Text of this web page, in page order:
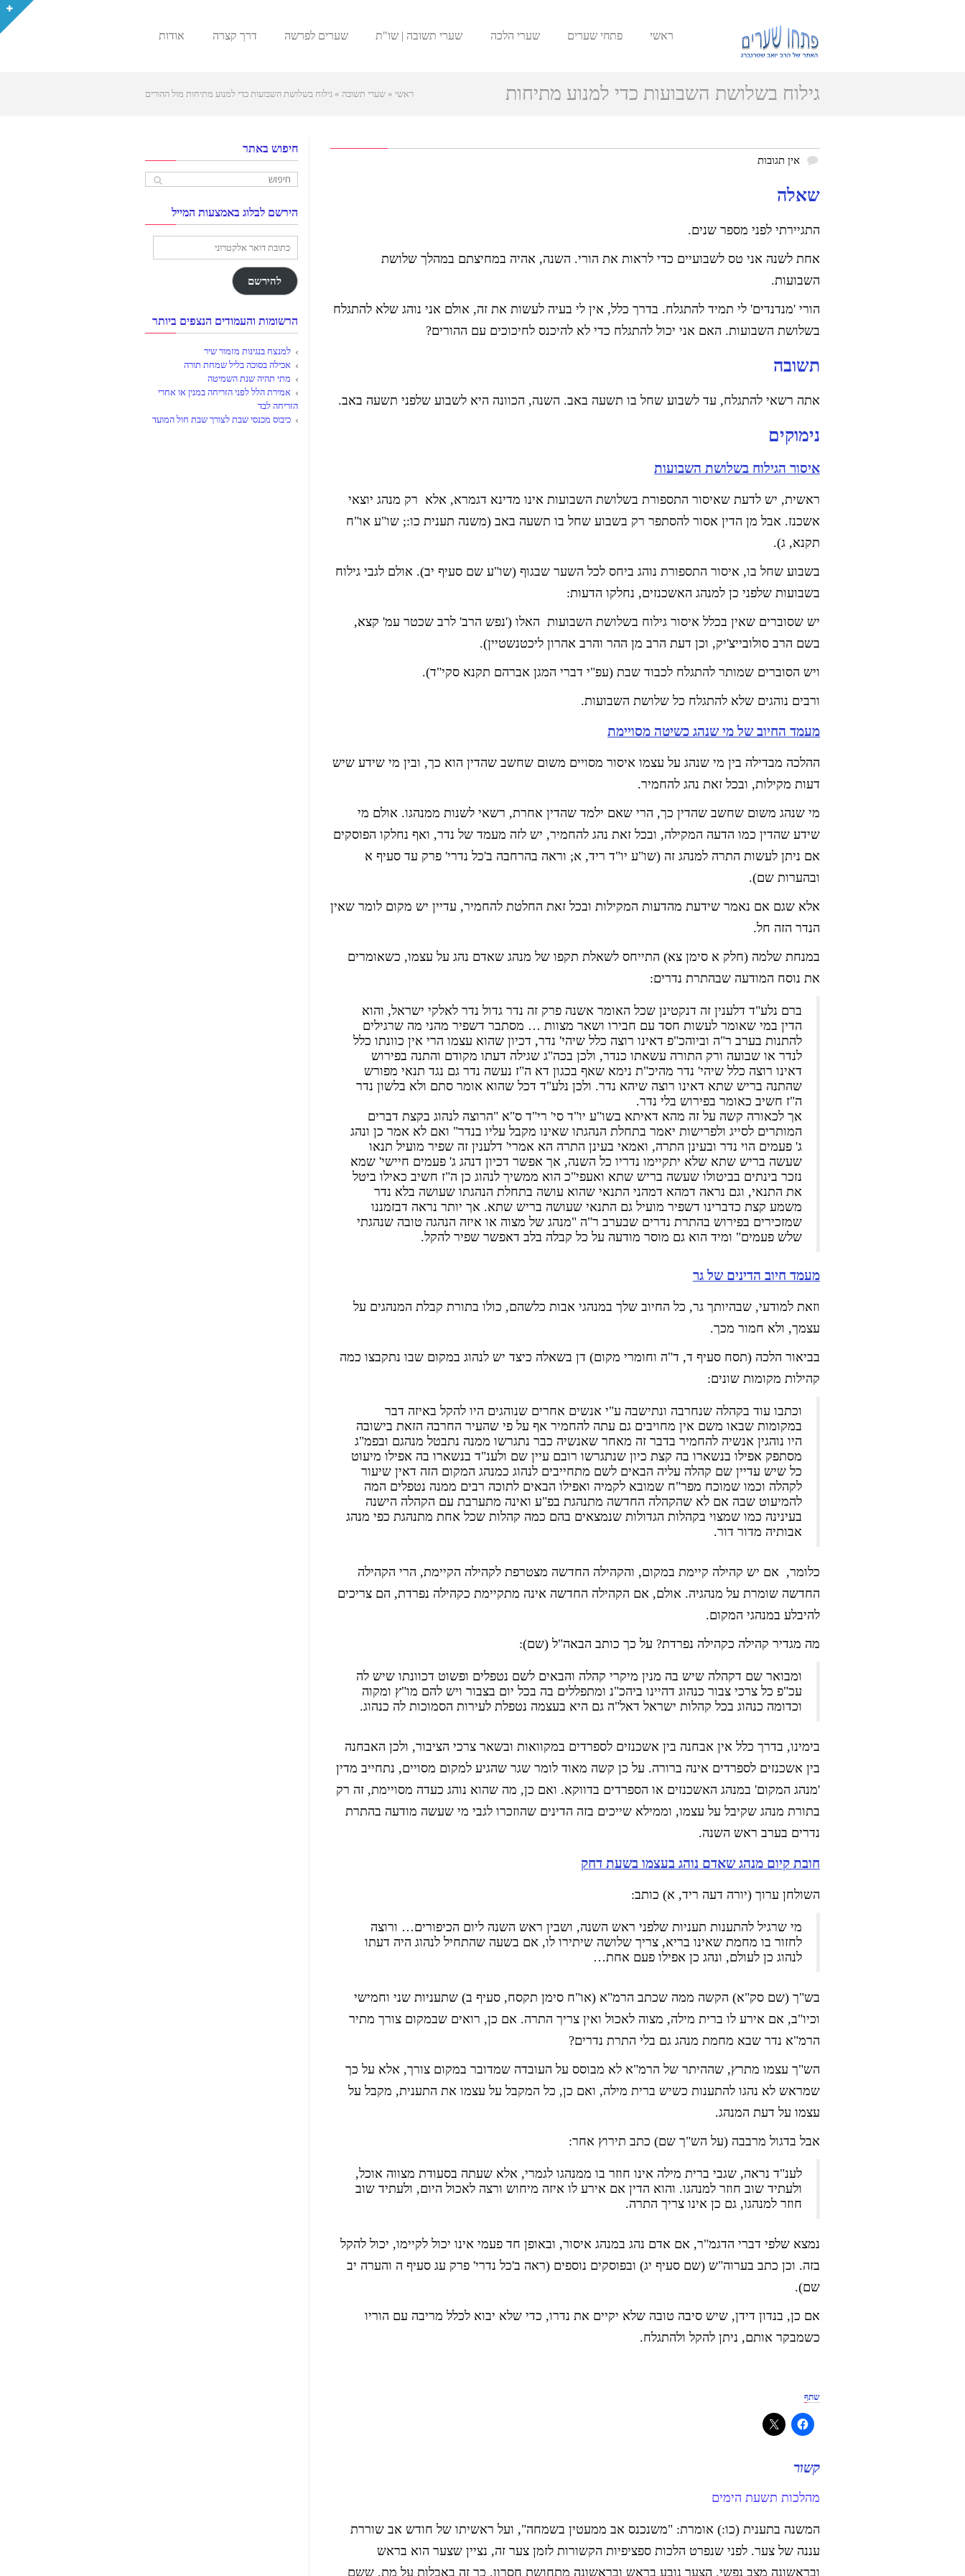
ראשי פתחי שערים שערי הלכה שערי תשובה | שו"ת שערים לפרשה דרך קצרה אודות
גילוח בשלושת השבועות כדי למנוע מתיחות ראשי » שערי תשובה » גילוח בשלושת השבועות כדי למנוע מתיחות מול ההורים
אין תגובות
שאלה
התגיירתי לפני מספר שנים.
אחת לשנה אני טס לשבועיים כדי לראות את הורי. השנה, אהיה במחיצתם במהלך שלושת
השבועות.
הורי 'מנדנדים' לי תמיד להתגלח. בדרך כלל, אין לי בעיה לעשות את זה, אולם אני נוהג שלא להתגלח
בשלושת השבועות. האם אני יכול להתגלח כדי לא להיכנס לחיכוכים עם ההורים?
תשובה
אתה רשאי להתגלח, עד לשבוע שחל בו תשעה באב. השנה, הכוונה היא לשבוע שלפני תשעה באב.
נימוקים
איסור הגילוח בשלושת השבועות
ראשית, יש לדעת שאיסור התספורת בשלושת השבועות אינו מדינא דגמרא, אלא רק מנהג יוצאי
אשכנז. אבל מן הדין אסור להסתפר רק בשבוע שחל בו תשעה באב (משנה תענית כו:; שו"ע או"ח
תקנא, ג).
בשבוע שחל בו, איסור התספורת נוהג ביחס לכל השער שבגוף (שו"ע שם סעיף יב). אולם לגבי גילוח
בשבועות שלפני כן למנהג האשכנזים, נחלקו הדעות:
יש שסוברים שאין בכלל איסור גילוח בשלושת השבועות האלו ('נפש הרב' לרב שכטר עמ' קצא,
בשם הרב סולובייצ'יק, וכן דעת הרב מן ההר והרב אהרון ליכטנשטיין).
ויש הסוברים שמותר להתגלח לכבוד שבת (עפ"י דברי המגן אברהם תקנא סקי"ד).
ורבים נוהגים שלא להתגלח כל שלושת השבועות.
מעמד החיוב של מי שנהג כשיטה מסויימת
ההלכה מבדילה בין מי שנהג על עצמו איסור מסויים משום שחשב שהדין הוא כך, ובין מי שידע שיש
דעות מקילות, ובכל זאת נהג להחמיר.
מי שנהג משום שחשב שהדין כך, הרי שאם ילמד שהדין אחרת, רשאי לשנות ממנהגו. אולם מי
שידע שהדין כמו הדעה המקילה, ובכל זאת נהג להחמיר, יש לזה מעמד של נדר, ואף נחלקו הפוסקים
אם ניתן לעשות התרה למנהג זה (שו"ע יו"ד ריד, א; וראה בהרחבה ב'כל נדרי' פרק עד סעיף א
ובהערות שם).
אלא שגם אם נאמר שידעת מהדעות המקילות ובכל זאת החלטת להחמיר, עדיין יש מקום לומר שאין
הנדר הזה חל.
במנחת שלמה (חלק א סימן צא) התייחס לשאלת תקפו של מנהג שאדם נהג על עצמו, כשאומרים
את נוסח המודעה שבהתרת נדרים:
ברם נלע"ד דלענין זה דנקטינן שכל האומר אשנה פרק זה נדר גדול נדר לאלקי ישראל, והוא
הדין במי שאומר לעשות חסד עם חבירו ושאר מצוות … מסתבר דשפיר מהני מה שרגילים
להתנות בערב ר"ה וביוהכ"פ דאינו רוצה כלל שיהי' נדר, דכיון שהוא עצמו הרי אין כוונתו כלל
לנדר או שבועה ורק התורה עשאתו כנדר, ולכן בכה"ג שגילה דעתו מקודם והתנה בפירוש
דאינו רוצה כלל שיהי' נדר מהיכ"ת נימא שאף בכגון דא ה"ז נעשה נדר גם נגד תנאי מפורש
שהתנה בריש שתא דאינו רוצה שיהא נדר. ולכן נלע"ד דכל שהוא אומר סתם ולא בלשון נדר
ה"ז חשיב כאומר בפירוש בלי נדר.
אך לכאורה קשה על זה מהא דאיתא בשו"ע יו"ד סי' רי"ד ס"א "הרוצה לנהוג בקצת דברים
המותרים לסייג ולפרישות יאמר בתחלת הנהגתו שאינו מקבל עליו בנדר" ואם לא אמר כן ונהג
ג' פעמים הוי נדר ובעינן התרה, ואמאי בעינן התרה הא אמרי' דלענין זה שפיר מועיל תנאו
שעשה בריש שתא שלא יתקיימו נדריו כל השנה, אך אפשר דכיון דנהג ג' פעמים חיישי' שמא
נזכר בינתים בביטולו שעשה בריש שתא ואעפי"כ הוא ממשיך לנהוג כן ה"ז חשיב כאילו ביטל
את התנאי, וגם נראה דמהא דמהני התנאי שהוא עושה בתחלת הנהגתו שעושה בלא נדר
משמע קצת כדברינו דשפיר מועיל גם התנאי שעושה בריש שתא. אך יותר נראה דבזמננו
שמזכירים בפירוש בהתרת נדרים שבערב ר"ה "מנהג של מצוה או איזה הנהגה טובה שנהגתי
שלש פעמים" ומיד הוא גם מוסר מודעה על כל קבלה בלב דאפשר שפיר להקל.
מעמד חיוב הדינים של גר
וזאת למודעי, שבהיותך גר, כל החיוב שלך במנהגי אבות כלשהם, כולו בתורת קבלת המנהגים על
עצמך, ולא חמור מכך.
בביאור הלכה (תסח סעיף ד, ד"ה וחומרי מקום) דן בשאלה כיצד יש לנהוג במקום שבו נתקבצו כמה
קהילות מקומות שונים:
וכתבו עוד בקהלה שנחרבה ונתישבה ע"י אנשים אחרים שנוהגים היו להקל באיזה דבר
במקומות שבאו משם אין מחויבים גם עתה להחמיר אף על פי שהעיר החרבה הזאת בישובה
היו נוהגין אנשיה להחמיר בדבר זה מאחר שאנשיה כבר נתגרשו ממנה נתבטל מנהגם ובפמ"ג
מסתפק אפילו בנשארו בה קצת כיון שנתגרשו רובם עיין שם ולענ"ד בנשארו בה אפילו מיעוט
כל שיש עדיין שם קהלה עליה הבאים לשם מתחייבים לנהוג כמנהג המקום הזה דאין שיעור
לקהלה וכמו שמוכח מפר"ח שמובא לקמיה ואפילו הבאים לתוכה רבים ממנה נטפלים המה
להמיעוט שבה אם לא שהקהלה החדשה מתנהגת בפ"ע ואינה מתערבת עם הקהלה הישנה
בעינינה כמו שמצוי בקהלות הגדולות שנמצאים בהם כמה קהלות שכל אחת מתנהגת כפי מנהג
אבותיה מדור דור.
כלומר, אם יש קהילה קיימת במקום, והקהילה החדשה מצטרפת לקהילה הקיימת, הרי הקהילה
החדשה שומרת על מנהגיה. אולם, אם הקהילה החדשה אינה מתקיימת כקהילה נפרדת, הם צריכים
להיבלע במנהגי המקום.
מה מגדיר קהילה כקהילה נפרדת? על כך כותב הבאה"ל (שם):
ומבואר שם דקהלה שיש בה מנין מיקרי קהלה והבאים לשם נטפלים ופשוט דכוונתו שיש לה
עכ"פ כל צרכי צבור כנהוג דהיינו ביהכ"נ ומתפללים בה בכל יום בצבור ויש להם מו"ץ ומקוה
וכדומה כנהוג בכל קהלות ישראל דאל"ה גם היא בעצמה נטפלת לעירות הסמוכות לה כנהוג.
בימינו, בדרך כלל אין אבחנה בין אשכנזים לספרדים במקוואות ובשאר צרכי הציבור, ולכן האבחנה
בין אשכנזים לספרדים אינה ברורה. על כן קשה מאוד לומר שגר שהגיע למקום מסויים, נתחייב מדין
'מנהג המקום' במנהג האשכנזים או הספרדים בדווקא. ואם כן, מה שהוא נוהג כעדה מסויימת, זה רק
בתורת מנהג שקיבל על עצמו, וממילא שייכים בזה הדינים שהוזכרו לגבי מי שעשה מודעה בהתרת
נדרים בערב ראש השנה.
חובת קיום מנהג שאדם נוהג בעצמו בשעת דחק
השולחן ערוך (יורה דעה ריד, א) כותב:
מי שרגיל להתענות תעניות שלפני ראש השנה, ושבין ראש השנה ליום הכיפורים… ורוצה
לחזור בו מחמת שאינו בריא, צריך שלושה שיתירו לו, אם בשעה שהתחיל לנהוג היה דעתו
לנהוג כן לעולם, ונהג כן אפילו פעם אחת…
בש"ך (שם סק"א) הקשה ממה שכתב הרמ"א (או"ח סימן תקסח, סעיף ב) שתעניות שני וחמישי
וכיו"ב, אם אירע לו ברית מילה, מצוה לאכול ואין צריך התרה. אם כן, רואים שבמקום צורך מתיר
הרמ"א נדר שבא מחמת מנהג גם בלי התרת נדרים?
הש"ך עצמו מתרץ, שההיתר של הרמ"א לא מבוסס על העובדה שמדובר במקום צורך, אלא על כך
שמראש לא נהגו להתענות כשיש ברית מילה, ואם כן, כל המקבל על עצמו את התענית, מקבל על
עצמו על דעת המנהג.
אבל בדגול מרבבה (על הש"ך שם) כתב תירוץ אחר:
לענ"ד נראה, שגבי ברית מילה אינו חוזר בו ממנהגו לגמרי, אלא שעתה בסעודת מצווה אוכל,
ולעתיד שוב חוזר למנהגו. והוא הדין אם אירע לו איזה מיחוש ורצה לאכול היום, ולעתיד שוב
חוזר למנהגו, גם כן אינו צריך התרה.
נמצא שלפי דברי הדגמ"ר, אם אדם נהג במנהג איסור, ובאופן חד פעמי אינו יכול לקיימו, יכול להקל
בזה. וכן כתב בערוה"ש (שם סעיף יג) ובפוסקים נוספים (ראה ב'כל נדרי' פרק עג סעיף ה והערה יב
שם).
אם כן, בנדון דידן, שיש סיבה טובה שלא יקיים את נדרו, כדי שלא יבוא לכלל מריבה עם הוריו
כשמבקר אותם, ניתן להקל ולהתגלח.
שתף
קשור
מהלכות תשעת הימים
המשנה בתענית (כו:) אומרת: "משנכנס אב ממעטין בשמחה", ועל ראשיתו של חודש אב שוררת
עננה של צער. לפני שנפרט הלכות ספציפיות הקשורות לזמן צער זה, נציין שצער הוא בראש
ובראשונה מצב נפשי. הצער נובע בראש ובראשונה מתחושת חסרון. כך זה באבלות על מת, ששם
חיפוש באתר
הירשם לבלוג באמצעות המייל
אלקטרוני
להירשם
הרשומות והעמודים הנצפים ביותר
למנצח בנגינות מזמור שיר
אכילה בסוכה בליל שמחת תורה
מתי תהיה שנת השמיטה
אמירת הלל לפני הזריחה במנין או אחרי
הזריחה לבד
כיבוס מכנסי שבת לצורך שבת חול המועד